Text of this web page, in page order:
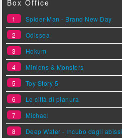
Box Office
1
Spider-Man - Brand New Day
2
Odissea
3
Hokum
4
Minions & Monsters
5
Toy Story 5
6
Le città di pianura
7
Michael
8
Deep Water - Incubo dagli abissi